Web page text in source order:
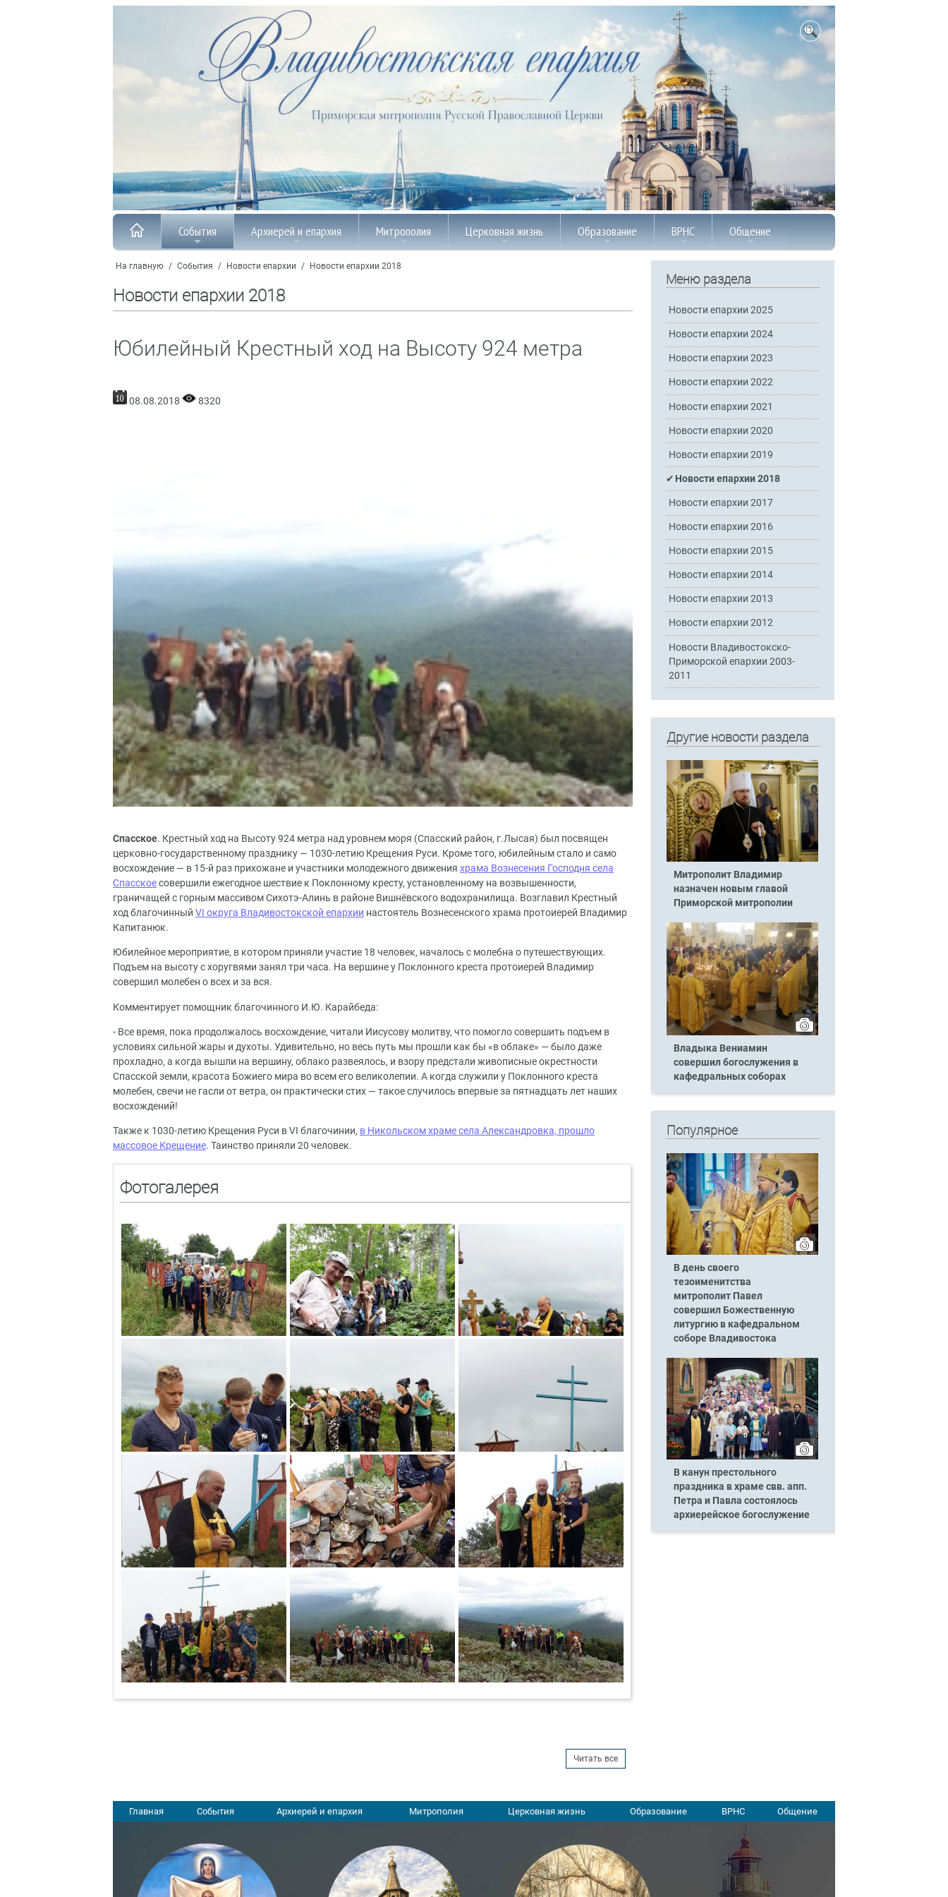
События Архиерей и епархия Митрополия Церковная жизнь Образование ВРНС Общение
На главную / События / Новости епархии / Новости епархии 2018
Новости епархии 2018
Юбилейный Крестный ход на Высоту 924 метра
08.08.2018 8320
Спасское. Крестный ход на Высоту 924 метра над уровнем моря (Спасский район, г.Лысая) был посвящен
церковно-государственному празднику — 1030-летию Крещения Руси. Кроме того, юбилейным стало и само
восхождение — в 15-й раз прихожане и участники молодежного движения храма Вознесения Господня села
Спасскоесовершили ежегодное шествие к Поклонному кресту, установленному на возвышенности,
граничащей с горным массивом Сихотэ-Алинь в районе Вишнёвского водохранилища. Возглавил Крестный
ход благочинный VI округа Владивостокской епархии настоятель Вознесенского храма протоиерей Владимир
Капитанюк.
Юбилейное мероприятие, в котором приняли участие 18 человек, началось с молебна о путешествующих.
Подъем на высоту с хоругвями занял три часа. На вершине у Поклонного креста протоиерей Владимир
совершил молебен о всех и за вся.
Комментирует помощник благочинного И.Ю. Карайбеда:
- Все время, пока продолжалось восхождение, читали Иисусову молитву, что помогло совершить подъем в
условиях сильной жары и духоты. Удивительно, но весь путь мы прошли как бы «в облаке» — было даже
прохладно, а когда вышли на вершину, облако развеялось, и взору предстали живописные окрестности
Спасской земли, красота Божиего мира во всем его великолепии. А когда служили у Поклонного креста
молебен, свечи не гасли от ветра, он практически стих — такое случилось впервые за пятнадцать лет наших
восхождений!
Также к 1030-летию Крещения Руси в VI благочинии, в Никольском храме села Александровка, прошло
массовое Крещение. Таинство приняли 20 человек.
Фотогалерея
Читать все
Меню раздела
Новости епархии 2025
Новости епархии 2024
Новости епархии 2023
Новости епархии 2022
Новости епархии 2021
Новости епархии 2020
Новости епархии 2019
Новости епархии 2018
Новости епархии 2017
Новости епархии 2016
Новости епархии 2015
Новости епархии 2014
Новости епархии 2013
Новости епархии 2012
Новости Владивостокско-
Приморской епархии 2003-
2011
Другие новости раздела
Митрополит Владимир
назначен новым главой
Приморской митрополии
Владыка Вениамин
совершил богослужения в
кафедральных соборах
Популярное
В день своего
тезоименитства
митрополит Павел
совершил Божественную
литургию в кафедральном
соборе Владивостока
В канун престольного
праздника в храме свв. апп.
Петра и Павла состоялось
архиерейское богослужение
Главная События Архиерей и епархия Митрополия Церковная жизнь Образование ВРНС Общение